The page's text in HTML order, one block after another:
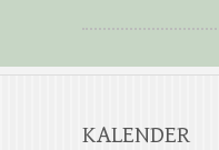
KALENDER